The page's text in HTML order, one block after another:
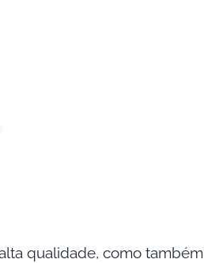
qualidade, como também